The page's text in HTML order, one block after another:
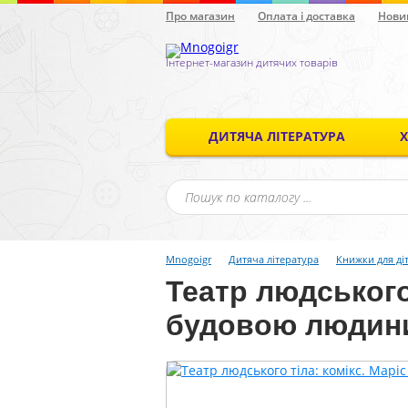
Про магазин Оплата і доставка
Інтернет-магазин дитячих товарів
ДИТЯЧА ЛІТЕРАТУРА
Mnogoigr Дитяча література Книжки для
Театр
будовою